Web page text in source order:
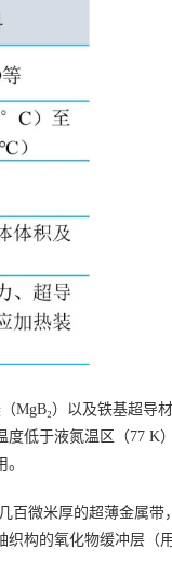
）以及铁基超
低于液氮温区（77
微米厚的超薄金属
构的氧化物缓冲层